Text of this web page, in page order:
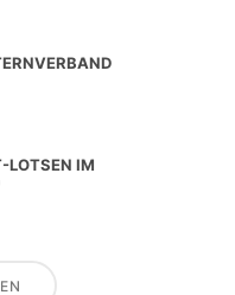
LOTSEN IM